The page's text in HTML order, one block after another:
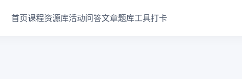
首页课程资源库活动问答文章题库工具打卡